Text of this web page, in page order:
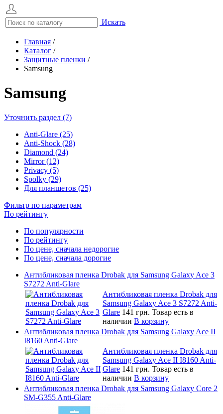
Искать
Главная /
Каталог /
Защитные пленки /
Samsung
Samsung
Уточнить раздел (7)
Anti-Glare (25)
Anti-Shock (28)
Diamond (24)
Mirror (12)
Privacy (5)
Spolky (29)
Для планшетов (25)
Фильтр по параметрам
По рейтингу
По популярности
По рейтингу
По цене, сначала недорогие
По цене, сначала дорогие
Антибликовая пленка Drobak для Samsung Galaxy Ace 3
S7272 Anti-Glare
Антибликовая пленка Drobak для
Samsung Galaxy Ace 3 S7272 Anti-
Glare 141 грн. Товар есть в
наличии В корзину
Антибликовая пленка Drobak для Samsung Galaxy Ace II
I8160 Anti-Glare
Антибликовая пленка Drobak для
Samsung Galaxy Ace II I8160 Anti-
Glare 141 грн. Товар есть в
наличии В корзину
Антибликовая пленка Drobak для Samsung Galaxy Core 2
SM-G355 Anti-Glare